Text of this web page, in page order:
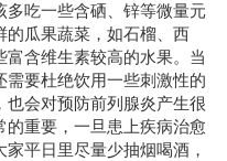
多吃一些含硒、锌等微量元
的瓜果蔬菜，如石榴、西
含维生素较高的水果。当
要杜绝饮用一些刺激性的
会对预防前列腺炎产生很
重要，一旦患上疾病治愈
平日里尽量少抽烟喝酒，